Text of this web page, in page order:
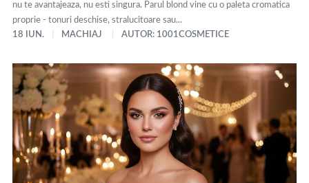
nu te avantajeaza, nu esti singura. Parul blond vine cu o paleta cromatica
proprie - tonuri deschise, stralucitoare sau...
18 IUN.
MACHIAJ AUTOR: 1001COSMETICE